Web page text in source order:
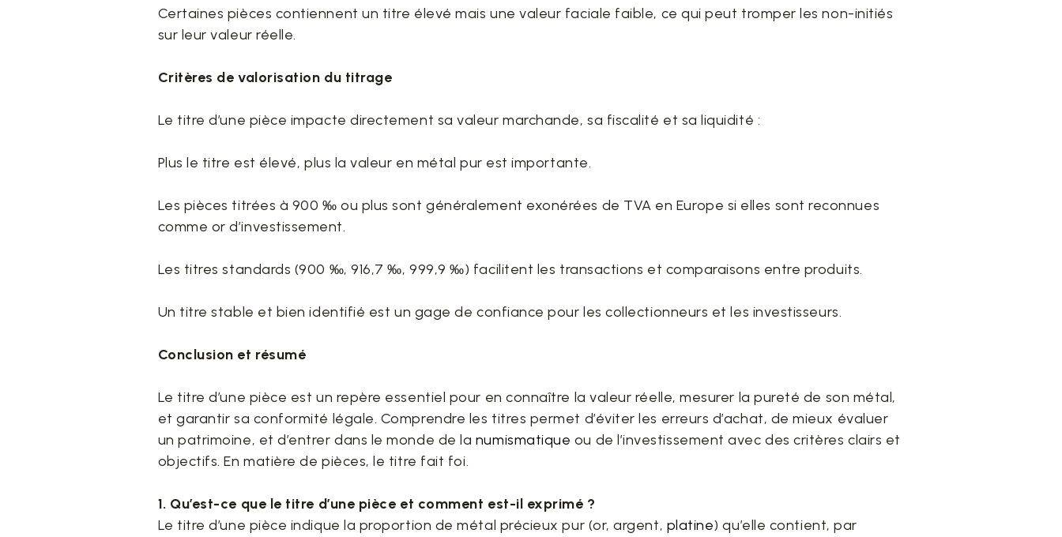
Certaines pièces contiennent un titre élevé mais une valeur faciale faible, ce qui peut tromper les non-initiés
sur leur valeur réelle.
Critères de valorisation du titrage
Le titre d’une pièce impacte directement sa valeur marchande, sa fiscalité et sa liquidité :
Plus le titre est élevé, plus la valeur en métal pur est importante.
Les pièces titrées à 900 ‰ ou plus sont généralement exonérées de TVA en Europe si elles sont reconnues
comme or d’investissement.
Les titres standards (900 ‰, 916,7 ‰, 999,9 ‰) facilitent les transactions et comparaisons entre produits.
Un titre stable et bien identifié est un gage de confiance pour les collectionneurs et les investisseurs.
Conclusion et résumé
Le titre d’une pièce est un repère essentiel pour en connaître la valeur réelle, mesurer la pureté de son métal,
et garantir sa conformité légale. Comprendre les titres permet d’éviter les erreurs d’achat, de mieux évaluer
un patrimoine, et d’entrer dans le monde de la numismatique ou de l’investissement avec des critères clairs et
objectifs. En matière de pièces, le titre fait foi.
1. Qu’est-ce que le titre d’une pièce et comment est-il exprimé ?
Le titre d’une pièce indique la proportion de métal précieux pur (or, argent, platine) qu’elle contient, par